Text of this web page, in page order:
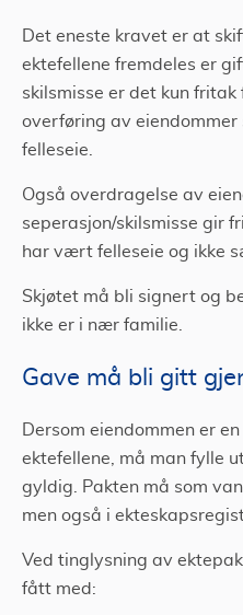
Det eneste kravet er at
ektefellene fremdeles er
skilsmisse er det kun
overføring av eiendommer
felleseie.
Også overdragelse av
seperasjon/skilsmisse gir
har vært felleseie og ikke
Skjøtet må bli signert og
ikke er i nær familie.
Gave må bli gitt
Dersom eiendommen er
ektefellene, må man fylle
gyldig. Pakten må som
men også i
Ved tinglysning av
fått med: